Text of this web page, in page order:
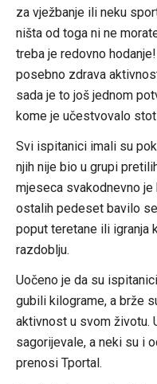
za vježbanje ili neku
ništa od toga ni ne
treba je redovno
posebno zdrava
sada je to još jednom
kome je učestvovalo
Svi ispitanici imali su
njih nije bio u grupi
mjeseca svakodnevno je
ostalih pedeset bavilo
poput teretane ili igranja
razdoblju.
Uočeno je da su
gubili kilograme, a brže
aktivnost u svom životu.
sagorijevale, a neki su i
prenosi Tportal.